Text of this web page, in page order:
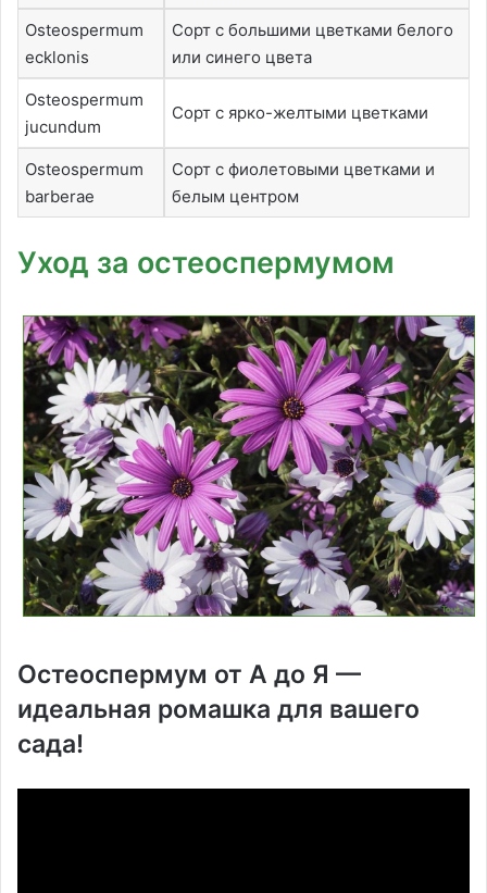
Osteospermum
ecklonis
Сорт с большими цветками белого
или синего цвета
Osteospermum
jucundum
Сорт с ярко-желтыми цветками
Osteospermum
barberae
Сорт с фиолетовыми цветками и
белым центром
Уход за остеоспермумом
Остеоспермум от А до Я —
идеальная ромашка для вашего
сада!